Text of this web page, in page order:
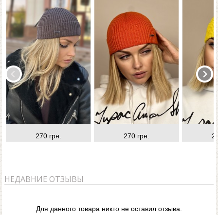
270 грн. 270 грн.
НЕДАВНИЕ ОТЗЫВЫ
Для данного товара никто не оставил отзыва.